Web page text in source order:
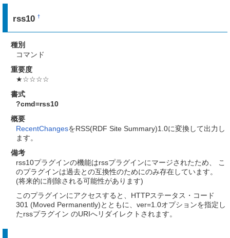
rss10†
種別
コマンド
重要度
★☆☆☆☆
書式
?cmd=rss10
概要
RecentChangesをRSS(RDF Site Summary)1.0に変換して出力し
ます。
備考
rss10プラグインの機能はrssプラグインにマージされたため、 こ
のプラグインは過去との互換性のためにのみ存在しています。
(将来的に削除される可能性があります)
このプラグインにアクセスすると、HTTPステータス・コード
301 (Moved Permanently)とともに、ver=1.0オプションを指定し
たrssプラグイン のURIへリダイレクトされます。